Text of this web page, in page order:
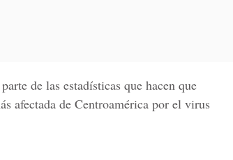
de las estadísticas que hacen que
afectada de Centroamérica por el virus